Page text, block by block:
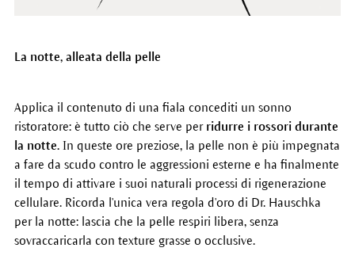
La notte, alleata della pelle
Applica il contenuto di una fiala concediti un sonno
ristoratore: è tutto ciò che serve perridurre i rossori durante
la notte.In queste ore preziose, la pelle non è più impegnata
a fare da scudo contro le aggressioni esterne e ha finalmente
il tempo di attivare i suoi naturali processi di rigenerazione
cellulare. Ricorda l'unica vera regola d'oro di Dr. Hauschka
per la notte: lascia che la pelle respiri libera, senza
sovraccaricarla con texture grasse o occlusive.